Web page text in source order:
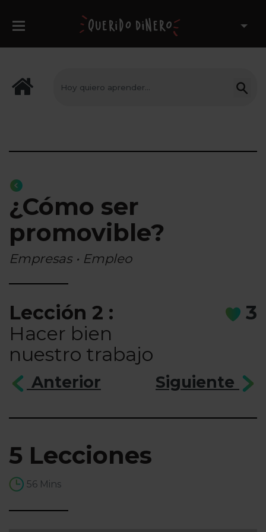
¿Cómo ser
promovible?
Empresas • Empleo
Lección 2 :
Hacer bien
nuestro trabajo
3
Anterior Siguiente
5 Lecciones
56 Mins